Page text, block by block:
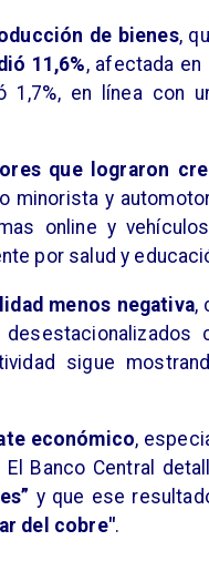
de bienes,
11,6%, afectada en
1,7%, en línea con
que lograron
minorista y
online y
por salud y
menos negativa,
sigue
económico,
Banco Central
y que ese
del cobre".